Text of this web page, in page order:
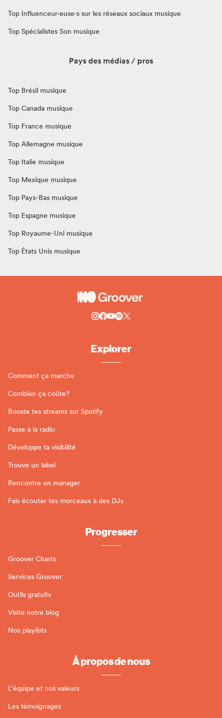
Top Influenceur·euse·s sur les réseaux sociaux musique
Top Spécialistes Son musique
Pays des médias / pros
Top Brésil musique
Top Canada musique
Top France musique
Top Allemagne musique
Top Italie musique
Top Mexique musique
Top Pays-Bas musique
Top Espagne musique
Top Royaume-Uni musique
Top États Unis musique
Explorer
Comment ça marche
Combien ça coûte?
Booste tes streams sur Spotify
Passe à la radio
Développe ta visibilité
Trouve un label
Rencontre un manager
Fais écouter tes morceaux à des DJs
Progresser
Groover Charts
Services Groover
Outils gratuits
Visite notre blog
Nos playlists
À propos de nous
L’équipe et nos valeurs
Les témoignages